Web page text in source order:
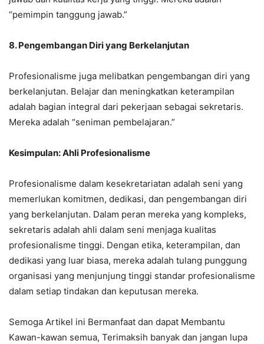
“pemimpin tanggung jawab.”
8. Pengembangan Diri yang Berkelanjutan
Profesionalisme juga melibatkan pengembangan diri yang
berkelanjutan. Belajar dan meningkatkan keterampilan
adalah bagian integral dari pekerjaan sebagai sekretaris.
Mereka adalah “seniman pembelajaran.”
Kesimpulan: Ahli Profesionalisme
Profesionalisme dalam kesekretariatan adalah seni yang
memerlukan komitmen, dedikasi, dan pengembangan diri
yang berkelanjutan. Dalam peran mereka yang kompleks,
sekretaris adalah ahli dalam seni menjaga kualitas
profesionalisme tinggi. Dengan etika, keterampilan, dan
dedikasi yang luar biasa, mereka adalah tulang punggung
organisasi yang menjunjung tinggi standar profesionalisme
dalam setiap tindakan dan keputusan mereka.
Semoga Artikel ini Bermanfaat dan dapat Membantu
Kawan-kawan semua, Terimaksih banyak dan jangan lupa